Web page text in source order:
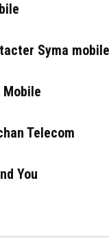
Syma
Mobile
Telecom
You